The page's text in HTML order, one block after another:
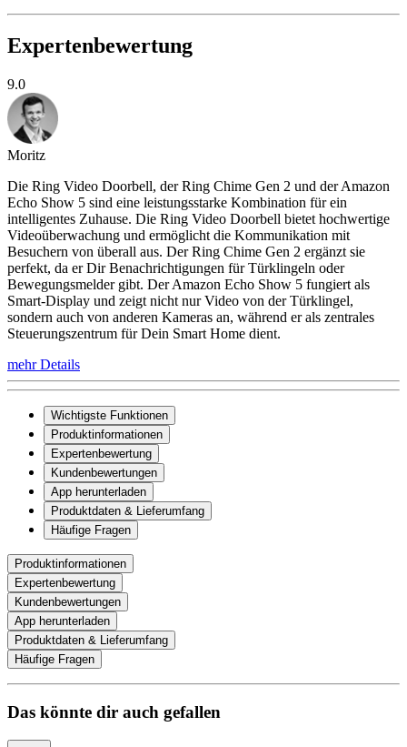
Expertenbewertung
9.0
Moritz
Die Ring Video Doorbell, der Ring Chime Gen 2 und der Amazon
Echo Show 5 sind eine leistungsstarke Kombination für ein
intelligentes Zuhause. Die Ring Video Doorbell bietet hochwertige
Videoüberwachung und ermöglicht die Kommunikation mit
Besuchern von überall aus. Der Ring Chime Gen 2 ergänzt sie
perfekt, da er Dir Benachrichtigungen für Türklingeln oder
Bewegungsmelder gibt. Der Amazon Echo Show 5 fungiert als
Smart-Display und zeigt nicht nur Video von der Türklingel,
sondern auch von anderen Kameras an, während er als zentrales
Steuerungszentrum für Dein Smart Home dient.
mehr Details
Wichtigste Funktionen
Produktinformationen
Expertenbewertung
Kundenbewertungen
App herunterladen
Produktdaten & Lieferumfang
Häufige Fragen
Produktinformationen
Expertenbewertung
Kundenbewertungen
App herunterladen
Produktdaten & Lieferumfang
Häufige Fragen
Das könnte dir auch gefallen